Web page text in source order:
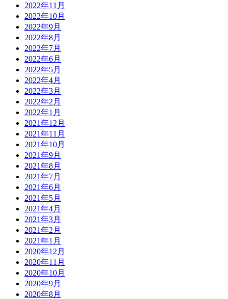
2022年11月
2022年10月
2022年9月
2022年8月
2022年7月
2022年6月
2022年5月
2022年4月
2022年3月
2022年2月
2022年1月
2021年12月
2021年11月
2021年10月
2021年9月
2021年8月
2021年7月
2021年6月
2021年5月
2021年4月
2021年3月
2021年2月
2021年1月
2020年12月
2020年11月
2020年10月
2020年9月
2020年8月